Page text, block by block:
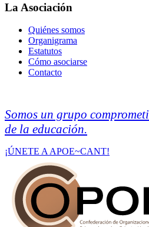
La Asociación
Quiénes somos
Organigrama
Estatutos
Cómo asociarse
Contacto
Somos un grupo
de la educación.
¡ÚNETE A APOE~CANT!